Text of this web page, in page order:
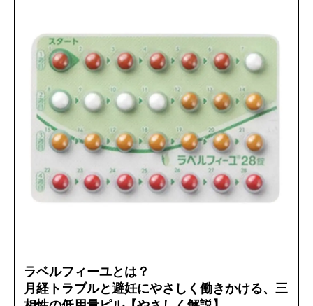
ラベルフィーユとは？
月経トラブルと避妊にやさしく働きかける、三